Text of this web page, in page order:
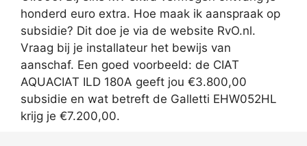
honderd euro extra. Hoe maak ik aanspraak op
subsidie? Dit doe je via de website RvO.nl.
Vraag bij je installateur het bewijs van
aanschaf. Een goed voorbeeld: de CIAT
AQUACIAT ILD 180A geeft jou €3.800,00
subsidie en wat betreft de Galletti EHW052HL
krijg je €7.200,00.